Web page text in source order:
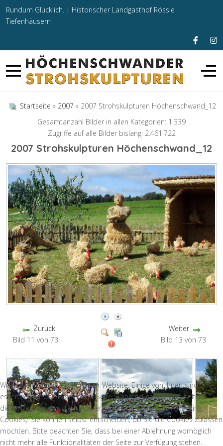
Rundum Glücklich. | Historischer Landgasthof Rössle
Tiefenhäusern
Startseite » 2007 » 2007 Strohskulpturen Höchenschwand_12
Gesamtanzahl Bilder in allen Kategorien: 1.339
Zugriffe auf alle Bilder bislang: 2.461.722
2007 Strohskulpturen Höchenschwand_12
Zurück
Bild 11 von 73
Weiter
Bild 13 von 73
Wir nutzen Cookies auf unserer Website. Einige von ihnen sind
essenziell für den Betrieb der Seite, während andere uns helfen,
diese Website und die Nutzererfahrung zu verbessern (Tracking
Cookies). Sie können selbst entscheiden, ob Sie die Cookies zulassen
möchten. Bitte beachten Sie, dass bei einer Ablehnung womöglich
nicht mehr alle Funktionalitäten der Seite zur Verfügung stehen.